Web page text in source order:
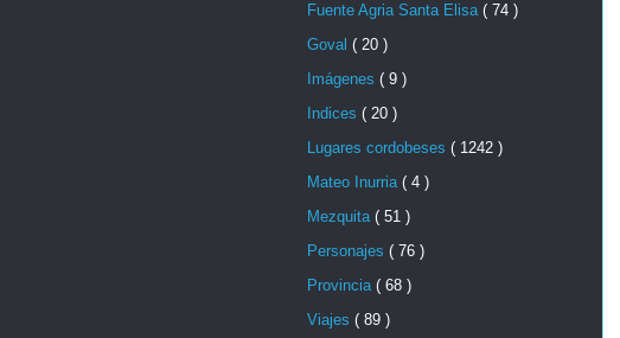
Fuente Agria Santa Elisa ( 74 )
Goval ( 20 )
Imágenes ( 9 )
Indices ( 20 )
Lugares cordobeses ( 1242 )
Mateo Inurria ( 4 )
Mezquita ( 51 )
Personajes ( 76 )
Provincia ( 68 )
Viajes ( 89 )